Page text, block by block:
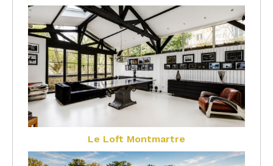
Le Loft Montmartre